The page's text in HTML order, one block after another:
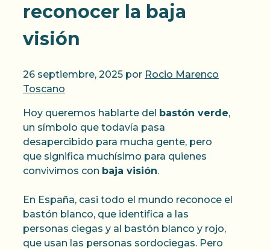
reconocer la baja
visión
26 septiembre, 2025 por Rocio Marenco
Toscano
Hoy queremos hablarte del bastón verde,
un símbolo que todavía pasa
desapercibido para mucha gente, pero
que significa muchísimo para quienes
convivimos con baja visión.
En España, casi todo el mundo reconoce el
bastón blanco, que identifica a las
personas ciegas y al bastón blanco y rojo,
que usan las personas sordociegas. Pero